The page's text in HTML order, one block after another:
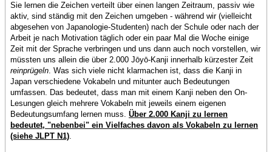
Sie lernen die Zeichen verteilt über einen langen Zeitraum, passiv wie
aktiv, sind ständig mit den Zeichen umgeben - während wir (vielleicht
abgesehen von Japanologie-Studenten) nach der Schule oder nach der
Arbeit je nach Motivation täglich oder ein paar Mal die Woche einige
Zeit mit der Sprache verbringen und uns dann auch noch vorstellen, wir
müssten uns allein die über 2.000 Jōyō-Kanji innerhalb kürzester Zeit
reinprügeln. Was sich viele nicht klarmachen ist, dass die Kanji in
Japan verschiedene Vokabeln und mitunter auch Bedeutungen
umfassen. Das bedeutet, dass man mit einem Kanji neben den On-
Lesungen gleich mehrere Vokabeln mit jeweils einem eigenen
Bedeutungsumfang lernen muss. Über 2.000 Kanji zu lernen
bedeutet, "nebenbei" ein Vielfaches davon als Vokabeln zu lernen
(siehe JLPT N1).